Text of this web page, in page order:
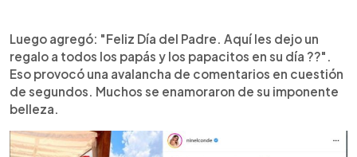
Luego agregó: "Feliz Día del Padre. Aquí les dejo un
regalo a todos los papás y los papacitos en su día ??".
Eso provocó una avalancha de comentarios en cuestión
de segundos. Muchos se enamoraron de su imponente
belleza.